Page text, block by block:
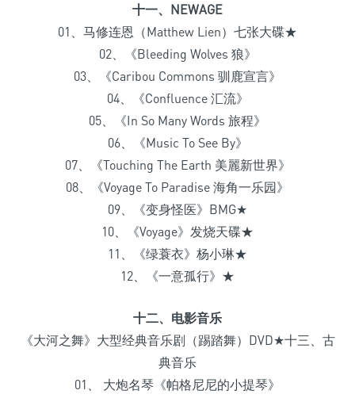
十一、NEWAGE
01、马修连恩（Matthew Lien）七张大碟★
02、《Bleeding Wolves 狼》
03、《Caribou Commons 驯鹿宣言》
04、《Confluence 汇流》
05、《In So Many Words 旅程》
06、《Music To See By》
07、《Touching The Earth 美麗新世界》
08、《Voyage To Paradise 海角一乐园》
09、《变身怪医》BMG★
10、《Voyage》发烧天碟★
11、《绿蓑衣》杨小琳★
12、《一意孤行》★
十二、电影音乐
《大河之舞》大型经典音乐剧（踢踏舞）DVD★十三、古
典音乐
01、 大炮名琴《帕格尼尼的小提琴》